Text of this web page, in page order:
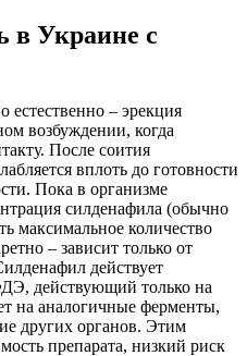
в Украине с
естественно – эрекция
возбуждении, когда
После соития
вплоть до готовности
Пока в организме
силденафила (обычно
максимальное количество
– зависит только от
действует
действующий только на
на аналогичные ферменты,
других органов. Этим
препарата, низкий риск